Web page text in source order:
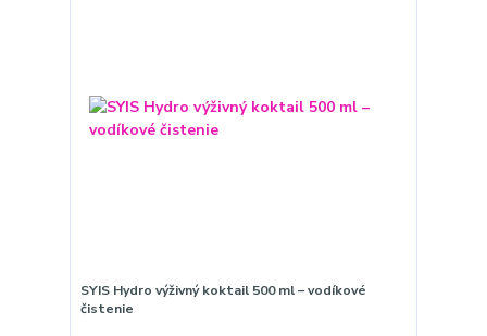
SYIS Hydro výživný koktail 500 ml – vodíkové
čistenie